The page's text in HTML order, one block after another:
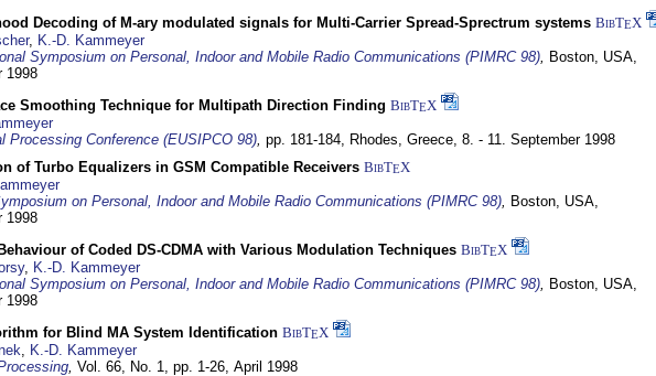
Decoding of M-ary modulated signals for Multi-Carrier Spread-Sprectrum systems BibTEX
, K.-D. Kammeyer
Symposium on Personal, Indoor and Mobile Radio Communications (PIMRC 98), Boston, USA,
1998
Smoothing Technique for Multipath Direction Finding BibTEX
Processing Conference (EUSIPCO 98), pp. 181-184, Rhodes, Greece, 8. - 11. September 1998
of Turbo Equalizers in GSM Compatible Receivers BibTEX
on Personal, Indoor and Mobile Radio Communications (PIMRC 98), Boston, USA,
1998
of Coded DS-CDMA with Various Modulation Techniques BibTEX
, K.-D. Kammeyer
Symposium on Personal, Indoor and Mobile Radio Communications (PIMRC 98), Boston, USA,
1998
for Blind MA System Identification BibTEX
, K.-D. Kammeyer
, Vol. 66, No. 1, pp. 1-26, April 1998